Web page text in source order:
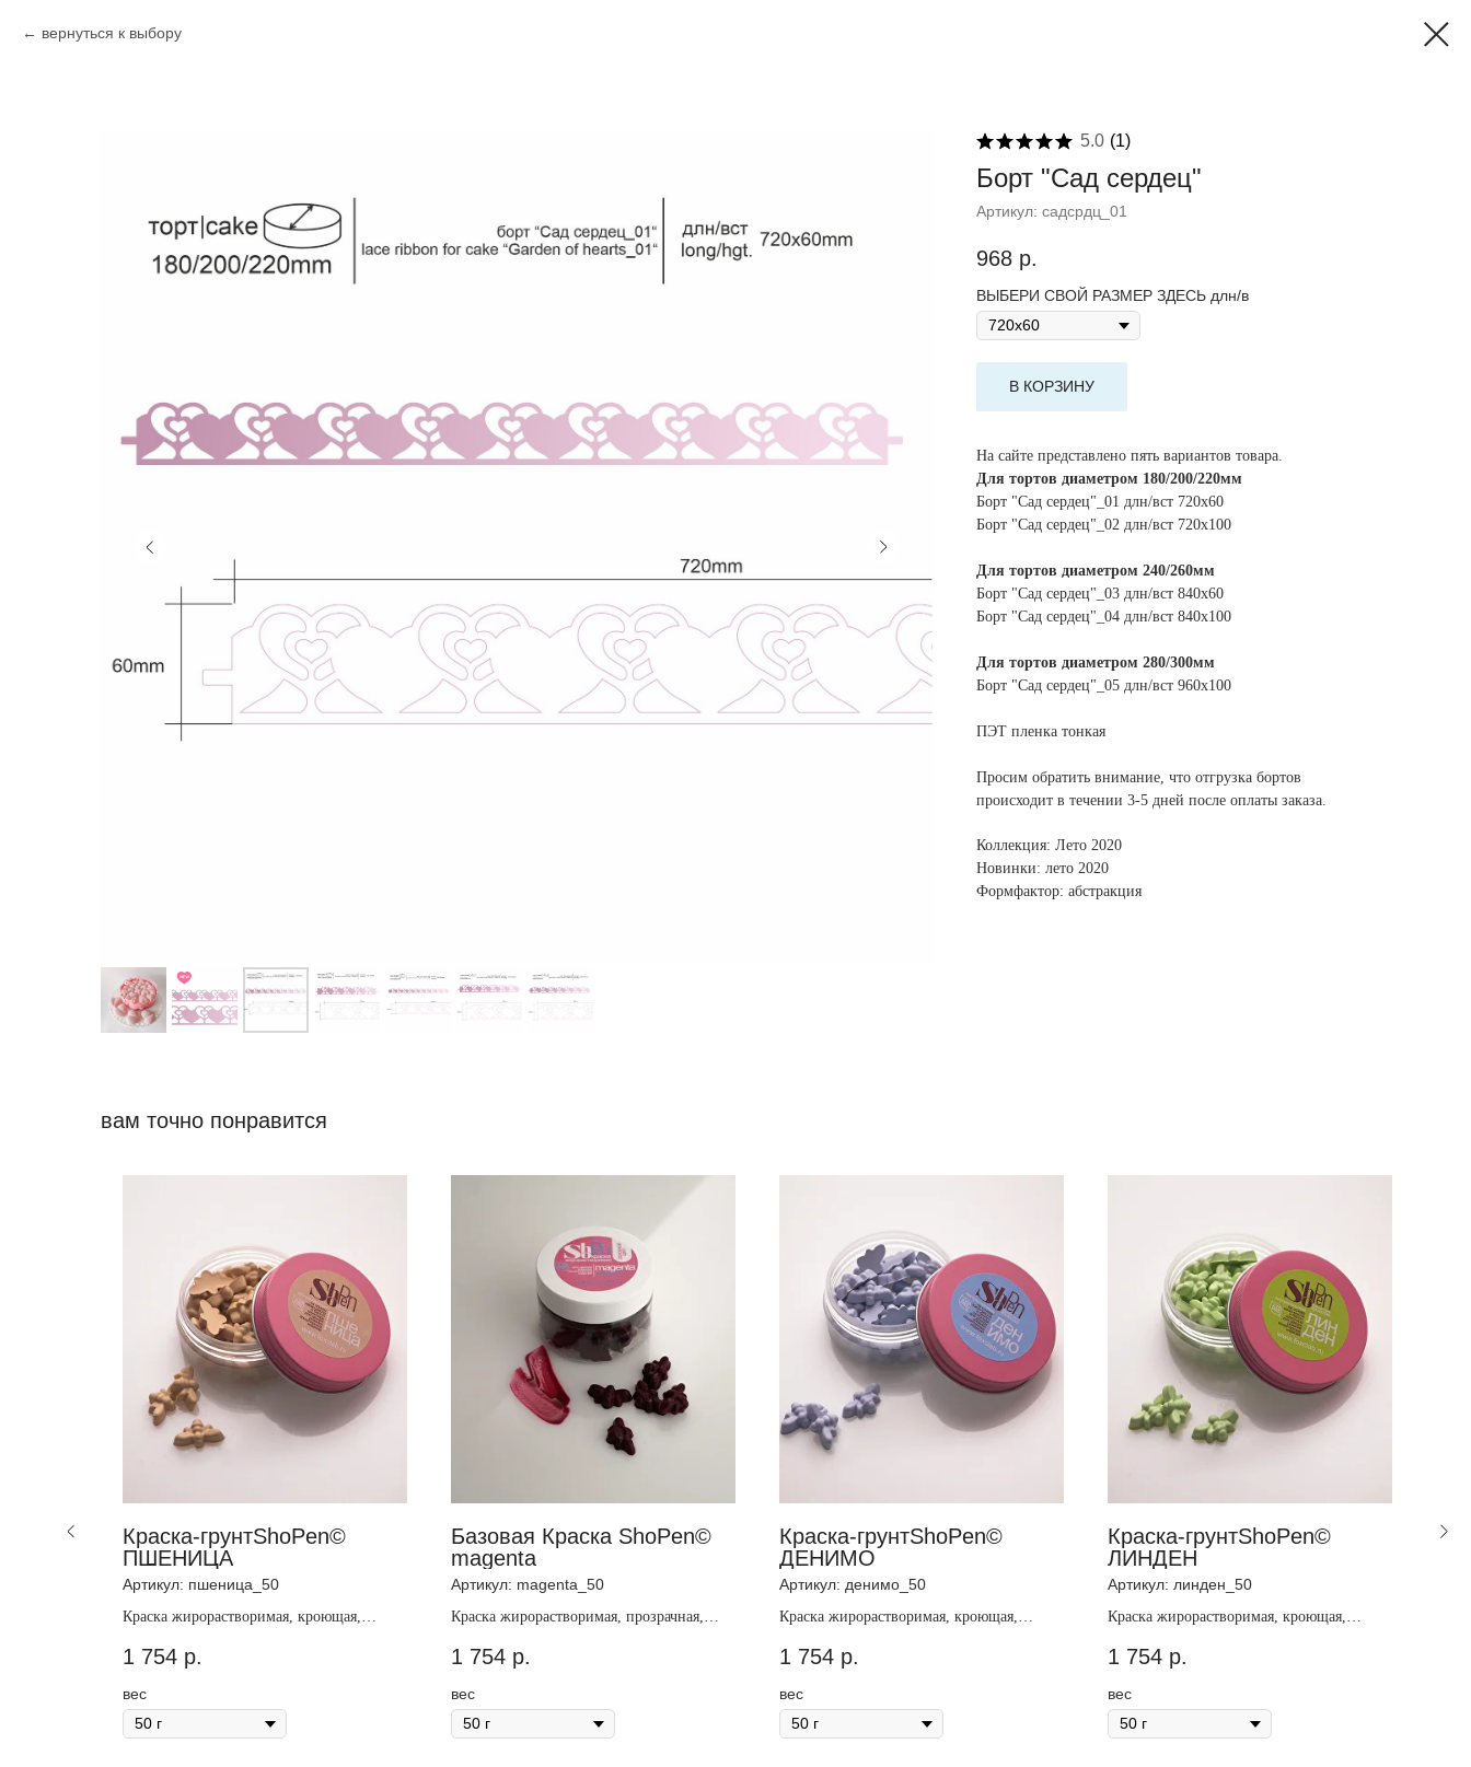
вернуться к выбору
5.0 (1)
Борт "Сад сердец"
Артикул: садсрдц_01
968 р.
ВЫБЕРИ СВОЙ РАЗМЕР ЗДЕСЬ длн/в
В КОРЗИНУ
На сайте представлено пять вариантов товара.
Для тортов диаметром 180/200/220мм
Борт "Сад сердец"_01 длн/вст 720х60
Борт "Сад сердец"_02 длн/вст 720х100
Для тортов диаметром 240/260мм
Борт "Сад сердец"_03 длн/вст 840х60
Борт "Сад сердец"_04 длн/вст 840х100
Для тортов диаметром 280/300мм
Борт "Сад сердец"_05 длн/вст 960х100
ПЭТ пленка тонкая
Просим обратить внимание, что отгрузка бортов
происходит в течении 3-5 дней после оплаты заказа.
Коллекция: Лето 2020
Новинки: лето 2020
Формфактор: абстракция
вам точно понравится
Краска-грунтShoPen©
ПШЕНИЦА
Артикул: пшеница_50
Краска жирорастворимая, кроющая,
1 754 р.
вес
Базовая Краска ShoPen©
magenta
Артикул: magenta_50
Краска жирорастворимая, прозрачная,
1 754 р.
вес
Краска-грунтShoPen©
ДЕНИМО
Артикул: денимо_50
Краска жирорастворимая, кроющая,
1 754 р.
вес
Краска-грунтShoPen©
ЛИНДЕН
Артикул: линден_50
Краска жирорастворимая, кроющая,
1 754 р.
вес